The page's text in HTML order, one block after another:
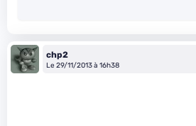
chp2
Le 29/11/2013 à 16h38